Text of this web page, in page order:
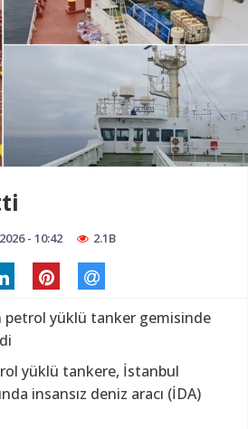
- 10:42 2.1B
petrol yüklü tanker gemisinde
yüklü tankere, İstanbul
insansız deniz aracı (İDA)